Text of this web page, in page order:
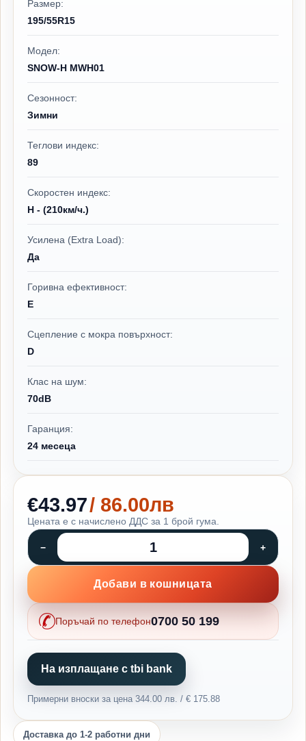
Размер:
195/55R15
Модел:
SNOW-H MWH01
Сезонност:
Зимни
Теглови индекс:
89
Скоростен индекс:
H - (210км/ч.)
Усилена (Extra Load):
Да
Горивна ефективност:
E
Сцепление с мокра повърхност:
D
Клас на шум:
70dB
Гаранция:
24 месеца
€43.97/ 86.00лв
Цената е с начислено ДДС за 1 брой гума.
Добави в кошницата
Поръчай по телефон0700 50 199
На изплащане с tbi bank
Примерни вноски за цена 344.00 лв. / € 175.88
Доставка до 1-2 работни дни